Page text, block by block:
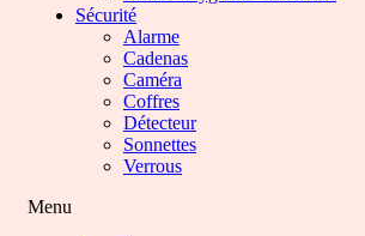
Sécurité
Alarme
Cadenas
Caméra
Coffres
Détecteur
Sonnettes
Verrous
Menu